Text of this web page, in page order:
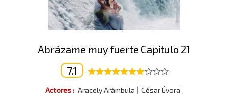
Abrázame muy fuerte Capitulo 21
7.1
Actores : Aracely Arámbula
César Évora